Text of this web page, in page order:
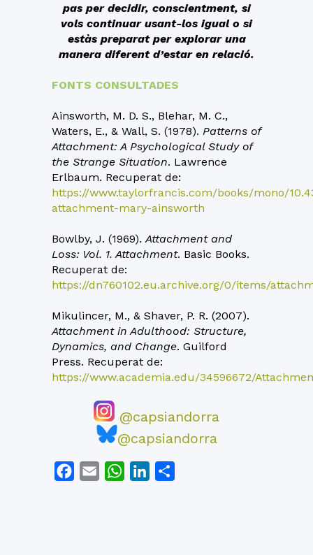
pas per decidir, conscientment, si
vols continuar usant-los igual o si
estàs preparat per explorar una
manera diferent d’estar en relació.
FONTS CONSULTADES
Ainsworth, M. D. S., Blehar, M. C.,
Waters, E., & Wall, S. (1978). Patterns of
Attachment: A Psychological Study of
the Strange Situation. Lawrence
Erlbaum. Recuperat de:
https://www.taylorfrancis.com/books/mono/
attachment-mary-ainsworth
Bowlby, J. (1969).Attachment and
Loss: Vol. 1. Attachment. Basic Books.
Recuperat de:
https://dn760102.eu.archive.org/0/items/
Mikulincer, M., & Shaver, P. R. (2007).
Attachment in Adulthood: Structure,
Dynamics, and Change. Guilford
Press. Recuperat de:
https://www.academia.edu/34596672/
@capsiandorra
@capsiandorra
Facebook
Email WhatsAppLinkedIn